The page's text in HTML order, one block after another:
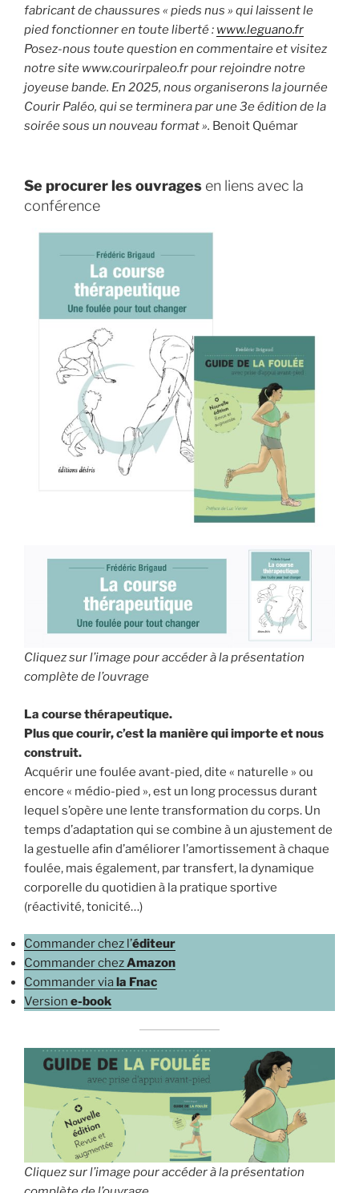
fabricant de chaussures « pieds nus » qui laissent le
pied fonctionner en toute liberté : www.leguano.fr
Posez-nous toute question en commentaire et visitez
notre site www.courirpaleo.fr pour rejoindre notre
joyeuse bande. En 2025, nous organiserons la journée
Courir Paléo, qui se terminera par une 3e édition de la
soirée sous un nouveau format ». Benoit Quémar
Se procurer les ouvrages en liens avec la
conférence
Cliquez sur l’image pour accéder à la présentation
complète de l’ouvrage
La course thérapeutique.
Plus que courir, c’est la manière qui importe et nous
construit.
Acquérir une foulée avant-pied, dite « naturelle » ou
encore « médio-pied », est un long processus durant
lequel s’opère une lente transformation du corps. Un
temps d’adaptation qui se combine à un ajustement de
la gestuelle afin d’améliorer l’amortissement à chaque
foulée, mais également, par transfert, la dynamique
corporelle du quotidien à la pratique sportive
(réactivité, tonicité…)
Commander chez l’éditeur
Commander chezAmazon
Commander viala Fnac
Version e-book
Cliquez sur l’image pour accéder à la présentation